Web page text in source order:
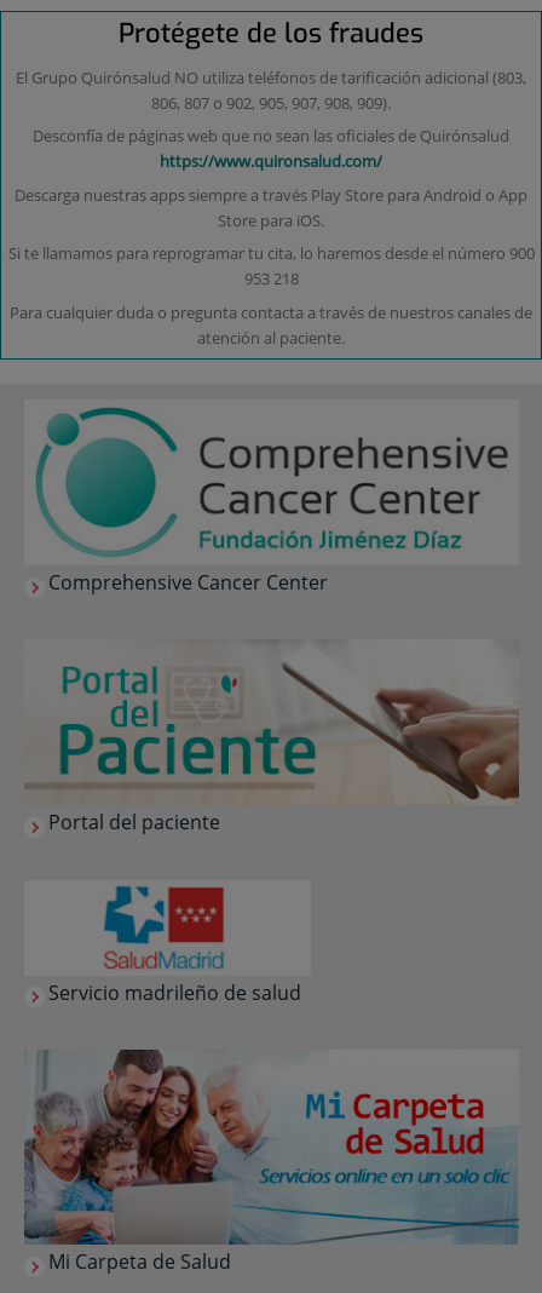
4
Protégete de los fraudes
El Grupo Quirónsalud NO utiliza teléfonos de tarificación adicional (803,
806, 807 o 902, 905, 907, 908, 909).
Desconfía de páginas web que no sean las oficiales de Quirónsalud
https://www.quironsalud.com/
Descarga nuestras apps siempre a través Play Store para Android o App
Store para iOS.
Si te llamamos para reprogramar tu cita, lo haremos desde el número 900
953 218
Para cualquier duda o pregunta contacta a través de nuestros canales de
atención al paciente.
Comprehensive Cancer Center
Portal del paciente
Servicio madrileño de salud
Mi Carpeta de Salud